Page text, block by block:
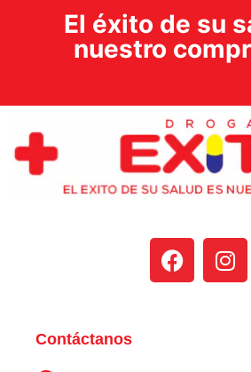
El éxito de su
nuestro
Contáctanos